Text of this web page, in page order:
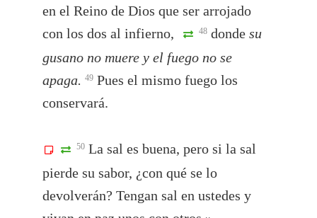
en el Reino de Dios que ser arrojado
con los dos al infierno,
48 donde su
gusano no muere y el fuego no se
apaga. 49 Pues el mismo fuego los
conservará.
50 La sal es buena, pero si la sal
pierde su sabor, ¿con qué se lo
devolverán? Tengan sal en ustedes y